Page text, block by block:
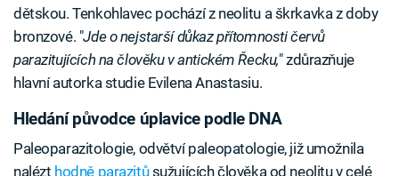
dětskou. Tenkohlavec pochází z neolitu a škrkavka z doby
bronzové. "Jde o nejstarší důkaz přítomnosti červů
parazitujících na člověku v antickém Řecku," zdůrazňuje
hlavní autorka studie Evilena Anastasiu.
Hledání původce úplavice podle DNA
Paleoparazitologie, odvětví paleopatologie, již umožnila
nalézt hodně parazitůsužujících člověka od neolitu v celé